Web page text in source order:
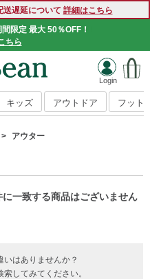
送遅延について 詳細はこちら
ならさらに10% OFF！
ちら
限定 最大 50％OFF！
ちら
キッズ アウトドア フット
アウター
一致する商品はございません
はありませんか？
してみてください。